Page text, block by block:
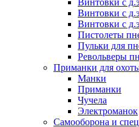
Винтовки с
Винтовки с
Винтовки с
Пистолеты
Пульки для
Револьверы
Приманки для
Манки
Приманки
Чучела
Электроманок
Самооборона и